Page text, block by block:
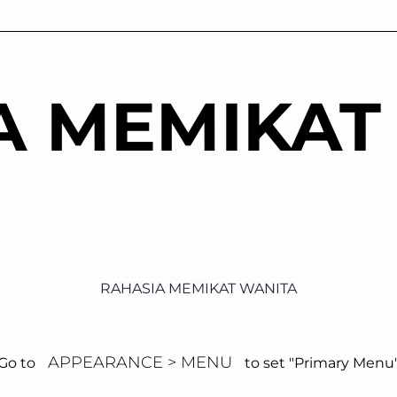
MEMIKAT
RAHASIA MEMIKAT WANITA
to APPEARANCE > MENU to set "Primary